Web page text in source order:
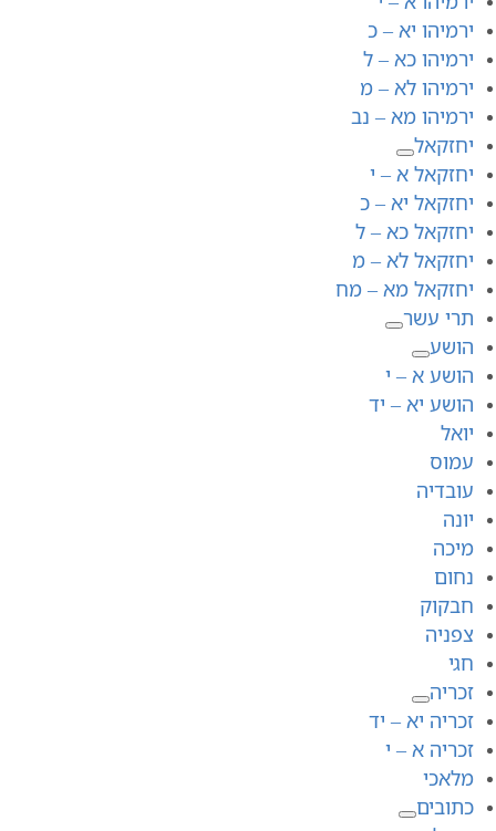
ירמיהו יא – כ
ירמיהו כא – ל
ירמיהו לא – מ
ירמיהו מא – נב
יחזקאל
יחזקאל א – י
יחזקאל יא – כ
יחזקאל כא – ל
יחזקאל לא – מ
יחזקאל מא – מח
תרי עשר
הושע
הושע א – י
הושע יא – יד
יואל
עמוס
עובדיה
יונה
מיכה
נחום
חבקוק
צפניה
חגי
זכריה
זכריה יא – יד
זכריה א – י
מלאכי
כתובים